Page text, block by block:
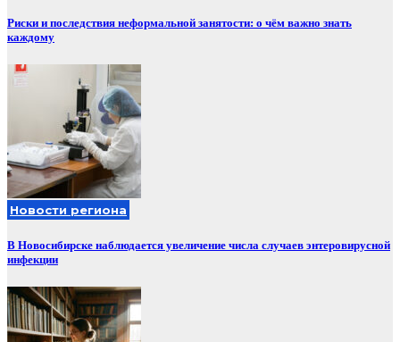
Риски и последствия неформальной занятости: о чём важно знать
каждому
Новости региона
В Новосибирске наблюдается увеличение числа случаев энтеровирусной
инфекции